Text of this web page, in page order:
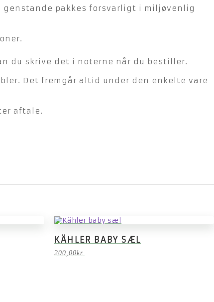
genstande pakkes forsvarligt i miljøvenlig
du skrive det i noterne når du bestiller.
Det fremgår altid under den enkelte vare
aftale.
KÄHLER BABY SÆL
200,00kr.